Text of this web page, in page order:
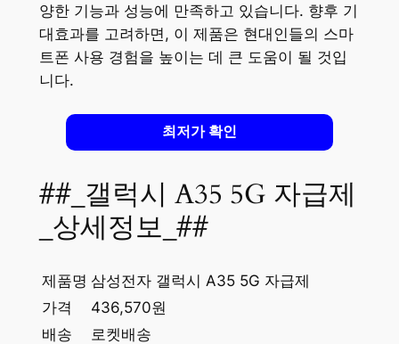
양한 기능과 성능에 만족하고 있습니다. 향후 기
대효과를 고려하면, 이 제품은 현대인들의 스마
트폰 사용 경험을 높이는 데 큰 도움이 될 것입
니다.
최저가 확인
##_갤럭시 A35 5G 자급제
_상세정보_##
제품명 삼성전자 갤럭시 A35 5G 자급제
가격
436,570원
배송
로켓배송